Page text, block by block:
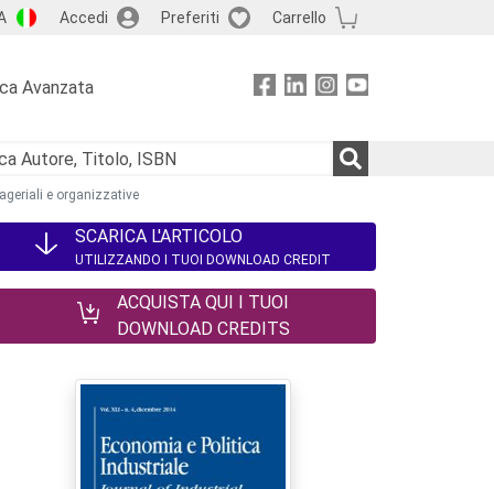
Accedi Preferiti Carrello
Avanzata
e organizzative
SCARICA L'ARTICOLO
UTILIZZANDO I TUOI DOWNLOAD CREDIT
ACQUISTA QUI I TUOI
DOWNLOAD CREDITS